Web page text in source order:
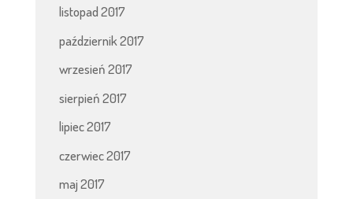
listopad 2017
październik 2017
wrzesień 2017
sierpień 2017
lipiec 2017
czerwiec 2017
maj 2017